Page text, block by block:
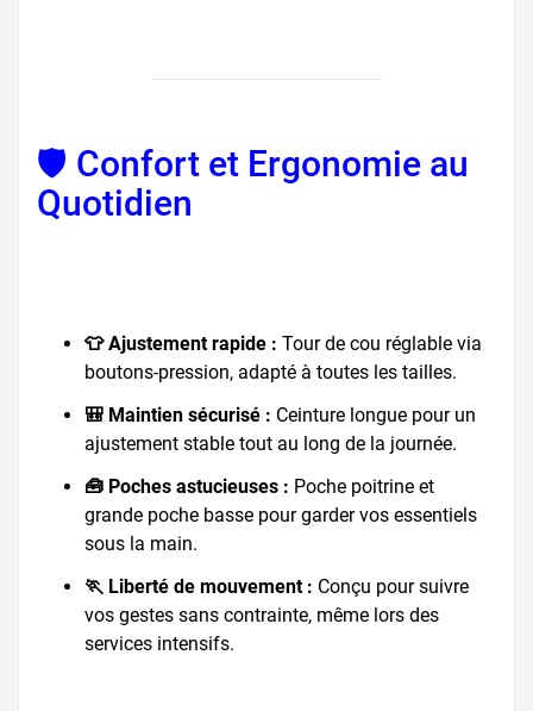
🛡️ Confort et Ergonomie au
Quotidien
👕 Ajustement rapide : Tour de cou réglable via
boutons-pression, adapté à toutes les tailles.
🎒 Maintien sécurisé : Ceinture longue pour un
ajustement stable tout au long de la journée.
🧰 Poches astucieuses : Poche poitrine et
grande poche basse pour garder vos essentiels
sous la main.
🏃 Liberté de mouvement : Conçu pour suivre
vos gestes sans contrainte, même lors des
services intensifs.